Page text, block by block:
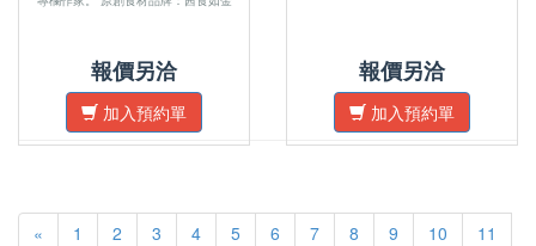
報價另洽
加入預約單
報價另洽
加入預約單
« 1 2 3 4 5 6 7 8 9 10
11